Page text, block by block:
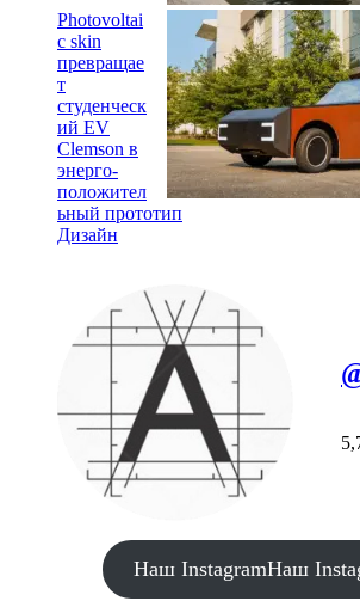
Photovoltai
c skin
превращае
т
студенческ
ий EV
Clemson в
энерго-
положител
ьный прототип
Дизайн
Наш InstagramНаш